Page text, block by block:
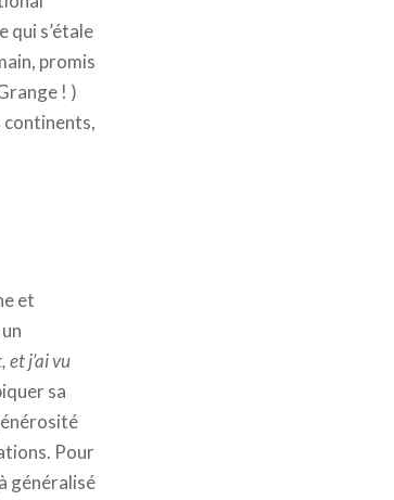
qui s’étale
promis
! )
continents,
et
et j’ai vu
sa
Pour
généralisé